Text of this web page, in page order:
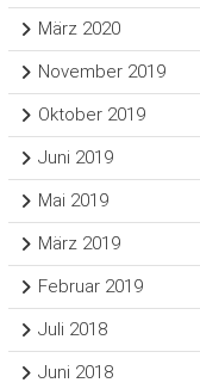
März 2020
November 2019
Oktober 2019
Juni 2019
Mai 2019
März 2019
Februar 2019
Juli 2018
Juni 2018